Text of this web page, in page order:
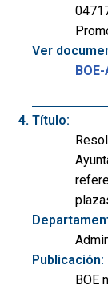
Ver
Título:
Publicación:
BOE